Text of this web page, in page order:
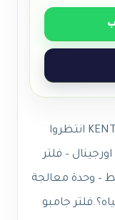
شكرا لإتمام مقاله سعر فلتر KENT MAXX انتظروا
– فلتر
– وحدة معالجة
فلتر جامبو